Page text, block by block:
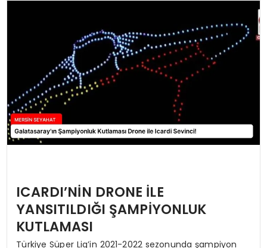
ICARDI’NİN DRONE İLE
YANSITILDIĞI ŞAMPİYONLUK
KUTLAMASI
Türkiye Süper Lig’in 2021-2022 sezonunda şampiyon